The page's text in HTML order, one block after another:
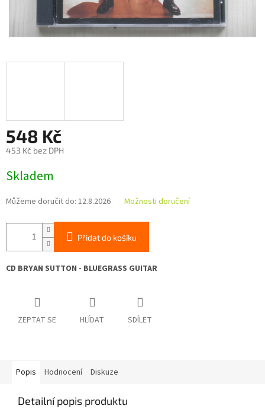
548 Kč
453 Kč bez DPH
cena:
Skladem
Můžeme doručit do: 12.8.2026 Možnosti doručení
Přidat do košíku
CD BRYAN SUTTON - BLUEGRASS GUITAR
ZEPTAT SE HLÍDAT SDÍLET
Popis Hodnocení Diskuze
Detailní popis produktu